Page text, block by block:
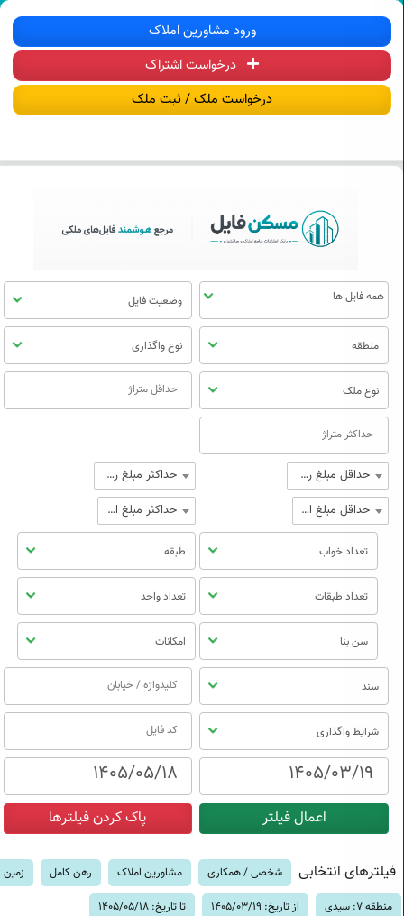
مسکن فایل | خرید، فروش، رهن و اجاره
ورود مشاورین املاک
درخواست اشتراک
درخواست ملک / ثبت ملک
مسکن
فایل
وضعیت فایل
منطقه نوع واگذاری
نوع ملک
حداقل مبلغ رهن
حداکثر مبلغ رهن
حداقل مبلغ اجاره
حداکثر مبلغ اجاره
تعداد خواب طبقه
تعداد طبقات تعداد واحد
سن بنا امکانات
سند
شرایط واگذاری
فیلترهای انتخابی شخصی / همکاری مشاورین املاک رهن کامل زمین
منطقه 7: سیدی از تاریخ: 1405/03/19 تا تاریخ: 1405/05/18